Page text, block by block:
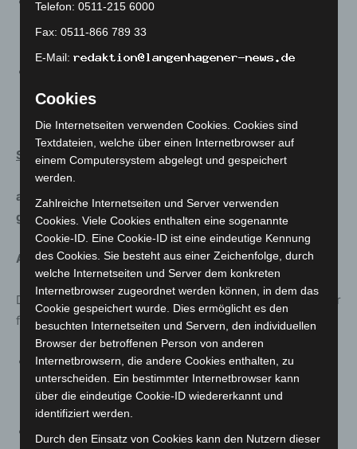
Publikationen (Hannoversche Geschichtsblätter) für
Stadtteilkultur
a. Analog (Die Stadtteilkultureinrichtungen sind
grundsätzlich geschlossen)
Ausnahmen:
Die Stadtteilzentren/Freizeitheime sind eingeschränkt für
folgende Nutzungen möglich:
Durchführung von Prüfungen und Bildungsberatung,
soweit die Vorgaben des § 2 Abs. 2 eingehalten
werden.
Versammlungen von politischen Parteien
Telefon: 0511-215 6000
Fax: 0511-866 789 33
E-Mail:
Cookies
Die Internetseiten verwenden Cookies. Cookies sind
Textdateien, welche über einen Internetbrowser auf
einem Computersystem abgelegt und gespeichert
werden.
Zahlreiche Internetseiten und Server verwenden
Cookies. Viele Cookies enthalten eine sogenannte
Cookie-ID. Eine Cookie-ID ist eine eindeutige Kennung
des Cookies. Sie besteht aus einer Zeichenfolge, durch
welche Internetseiten und Server dem konkreten
Internetbrowser zugeordnet werden können, in dem das
Cookie gespeichert wurde. Dies ermöglicht es den
besuchten Internetseiten und Servern, den individuellen
Browser der betroffenen Person von anderen
Internetbrowsern, die andere Cookies enthalten, zu
unterscheiden. Ein bestimmter Internetbrowser kann
über die eindeutige Cookie-ID wiedererkannt und
identifiziert werden.
Durch den Einsatz von Cookies kann den Nutzern dieser